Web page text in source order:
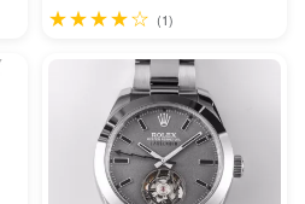
★★★★☆ (1)